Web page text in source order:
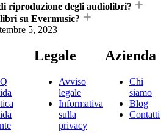
riproduzione degli audiolibri?
su Evermusic?
5, 2023
Legale
Avviso
legale
Informativa
sulla
privacy
Azienda
Chi
siamo
Blog
Contatti